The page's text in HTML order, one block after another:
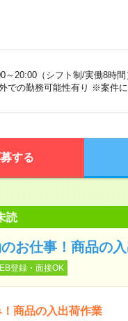
～20:00（シフト制/実働8時
での勤務可能性有り ※案件
する
読
お仕事！商品の
登録・面接OK
商品の入出荷作業